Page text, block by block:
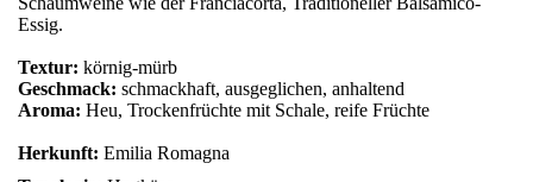
Essig.
Textur: körnig-mürb
Geschmack: schmackhaft, ausgeglichen, anhaltend
Aroma: Heu, Trockenfrüchte mit Schale, reife Früchte
Herkunft: Emilia Romagna